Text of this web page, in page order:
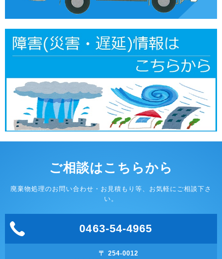
ご相談はこちらから
廃棄物処理のお問い合わせ・お見積もり等、お気軽にご相談下さ
い。
0463-54-4965
〒 254-0012